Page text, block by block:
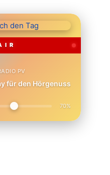
PV
für den Hörgenuss
70%